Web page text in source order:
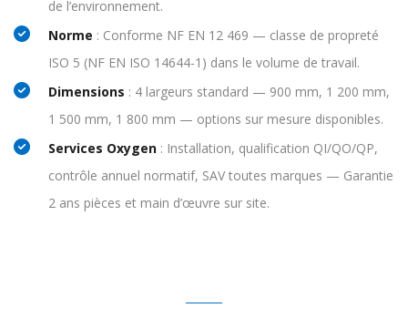
de l’environnement.
Norme : Conforme NF EN 12 469 — classe de propreté
ISO 5 (NF EN ISO 14644-1) dans le volume de travail.
Dimensions : 4 largeurs standard — 900 mm, 1 200 mm,
1 500 mm, 1 800 mm — options sur mesure disponibles.
Services Oxygen : Installation, qualification QI/QO/QP,
contrôle annuel normatif, SAV toutes marques — Garantie
2 ans pièces et main d’œuvre sur site.